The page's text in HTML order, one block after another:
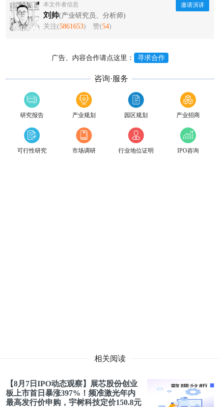
本文作者信息
刘帅(产业研究员、分析师)
关注(5861653) 赞(54)
邀请演讲
广告、内容合作请点这里： 寻求合作
咨询·服务
研究报告 产业规划 园区规划 产业招商
可行性研究 市场调研 行业地位证明 IPO咨询
相关阅读
【8月7日IPO动态观察】展芯股份创业
板上市首日暴涨397%！频准激光年内
最高发行价申购，宇树科技定价150.8元